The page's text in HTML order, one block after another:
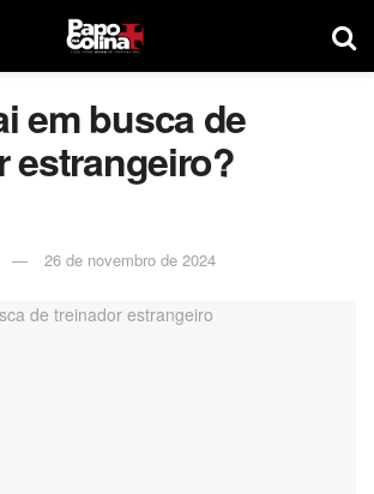
em busca de
estrangeiro?
26 de novembro de 2024